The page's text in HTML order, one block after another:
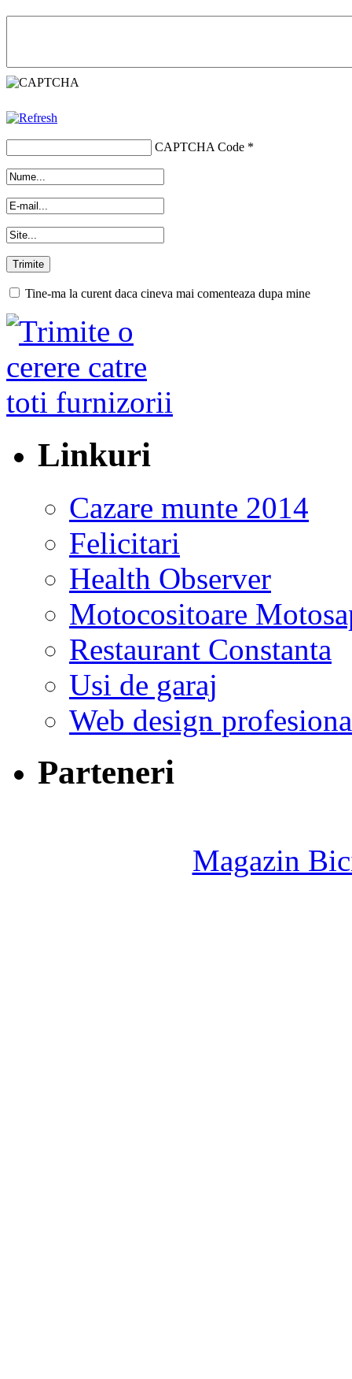
CAPTCHA Code *
Tine-ma la curent daca cineva mai comenteaza dupa mine
Linkuri
Cazare munte 2014
Felicitari
Health Observer
Motocositoare
Restaurant Constanta
Usi de garaj
Web design
Parteneri
Magazin